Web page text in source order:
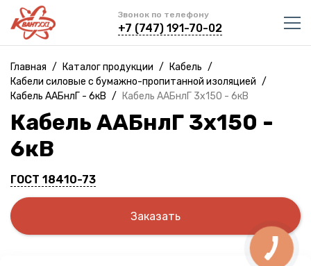
Звонок по телефону
+7 (747) 191-70-02
Главная / Каталог продукции / Кабель /
Кабели силовые с бумажно-пропитанной изоляцией /
Кабель ААБнлГ - 6кВ / Кабель ААБнлГ 3х150 - 6кВ
Кабель ААБнлГ 3х150 -
6кВ
ГОСТ 18410-73
Заказать